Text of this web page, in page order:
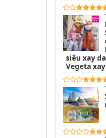
siêu xay
Vegeta